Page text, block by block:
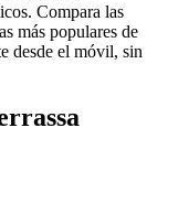
Compara las
más populares de
desde el móvil, sin